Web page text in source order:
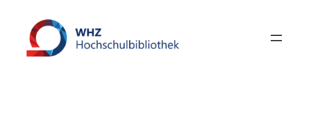
Inhalt
springen